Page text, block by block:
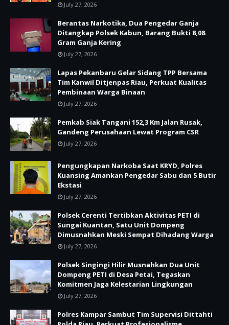
July 27, 2026
Berantas Narkotika, Dua Pengedar Ganja
Ditangkap Polsek Kabun, Barang Bukti 8,08
Gram Ganja Kering
July 27, 2026
Lapas Pekanbaru Gelar Sidang TPP Bersama
Tim Kanwil Ditjenpas Riau, Perkuat Kualitas
Pembinaan Warga Binaan
July 27, 2026
Pemkab Siak Tangani 152,3 Km Jalan Rusak,
Gandeng Perusahaan Lewat Program CSR
July 27, 2026
Pengungkapan Narkoba Saat KRYD, Polres
Kuansing Amankan Pengedar Sabu dan 5 Butir
Ekstasi
July 27, 2026
Polsek Cerenti Tertibkan Aktivitas PETI di
Sungai Kuantan, Satu Unit Dompeng
Dimusnahkan Meski Sempat Dihadang Warga
July 27, 2026
Polsek Singingi Hilir Musnahkan Dua Unit
Dompeng PETI di Desa Petai, Tegaskan
Komitmen Jaga Kelestarian Lingkungan
July 27, 2026
Polres Kampar Sambut Tim Supervisi Dittahti